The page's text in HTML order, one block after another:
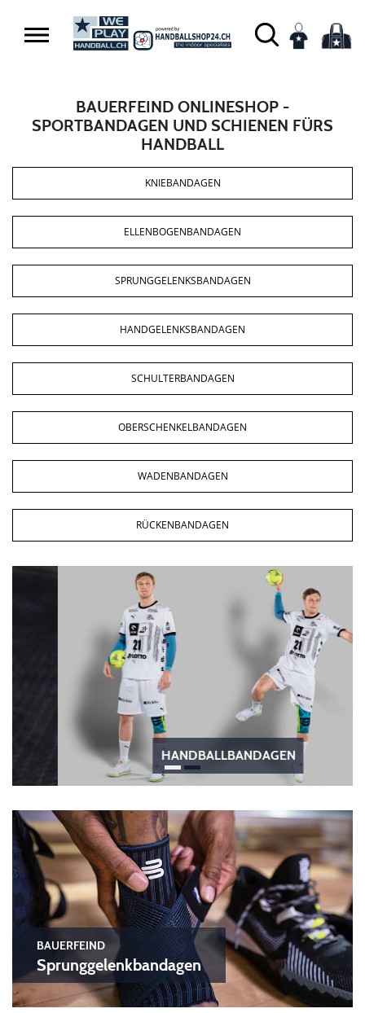
BAUERFEIND ONLINESHOP -
SPORTBANDAGEN UND SCHIENEN FÜRS
HANDBALL
KNIEBANDAGEN
ELLENBOGENBANDAGEN
SPRUNGGELENKSBANDAGEN
HANDGELENKSBANDAGEN
SCHULTERBANDAGEN
OBERSCHENKELBANDAGEN
WADENBANDAGEN
RÜCKENBANDAGEN
HANDBALLBANDAGEN
BAUERFEIND
Sprunggelenkbandagen